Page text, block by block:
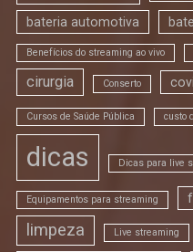
bateria automotiva
Benefícios do streaming ao vivo
cirurgia Conserto
Cursos de Saúde Pública custo
dicas Dicas para live
Equipamentos para streaming
limpeza Live streaming